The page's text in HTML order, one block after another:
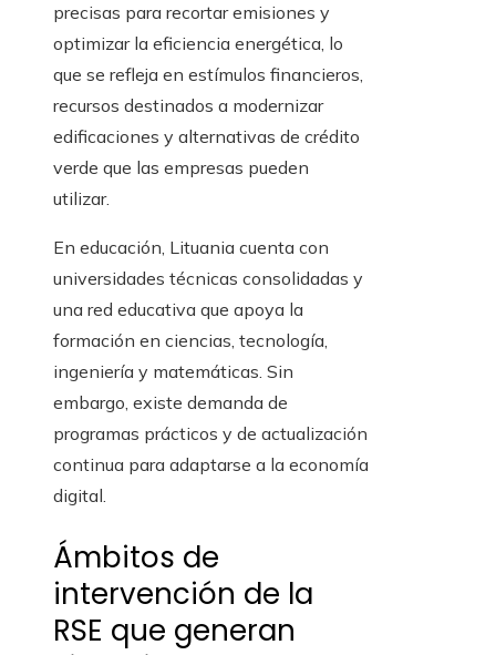
precisas para recortar emisiones y
optimizar la eficiencia energética, lo
que se refleja en estímulos financieros,
recursos destinados a modernizar
edificaciones y alternativas de crédito
verde que las empresas pueden
utilizar.
En educación, Lituania cuenta con
universidades técnicas consolidadas y
una red educativa que apoya la
formación en ciencias, tecnología,
ingeniería y matemáticas. Sin
embargo, existe demanda de
programas prácticos y de actualización
continua para adaptarse a la economía
digital.
Ámbitos de
intervención de la
RSE que generan